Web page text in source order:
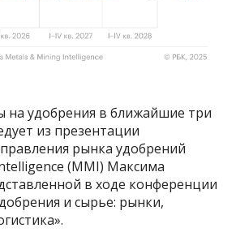
на удобрения в ближайшие три
из презентации
рынка удобрений
(MMI) Максима
в ходе конференции
и сырье: рынки,